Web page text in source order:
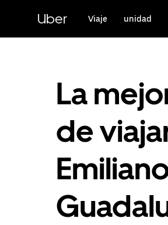
contenido
principal
Uber Viaje unidad
La
de